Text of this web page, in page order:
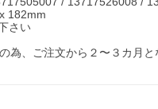
182mm
さい
為、ご注文から２〜３カ月と